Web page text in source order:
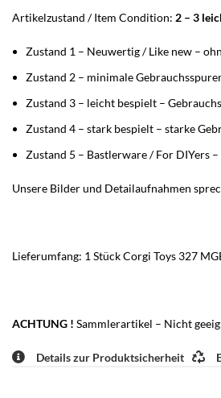
Artikelzustand / Item Condition: 2 – 3
Zustand 1 – Neuwertig / Like new –
Zustand 2 – minimale
Zustand 3 – leicht bespielt –
Zustand 4 – stark bespielt – starke
Zustand 5 – Bastlerware / For DIYers
Unsere Bilder und Detailaufnahmen
Lieferumfang: 1 Stück Corgi Toys 327
ACHTUNG ! Sammlerartikel – Nicht
Details zur Produktsicherheit